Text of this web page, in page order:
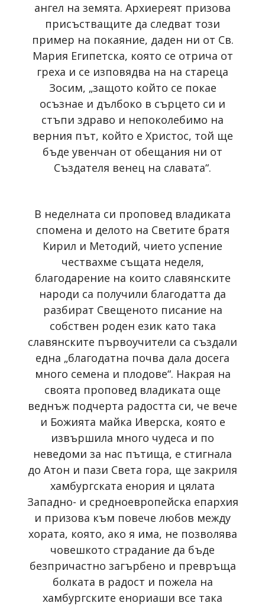
ангел на земята. Архиереят призова
присъстващите да следват този
пример на покаяние, даден ни от Св.
Мария Египетска, която се отрича от
греха и се изповядва на на стареца
Зосим, „защото който се покае
осъзнае и дълбоко в сърцето си и
стъпи здраво и непоколебимо на
верния път, който е Христос, той ще
бъде увенчан от обещания ни от
Създателя венец на славата“.
В неделната си проповед владиката
спомена и делото на Светите братя
Кирил и Методий, чието успение
чествахме същата неделя,
благодарение на които славянските
народи са получили благодатта да
разбират Свещеното писание на
собствен роден език като така
славянските първоучители са създали
една „благодатна почва дала досега
много семена и плодове“. Накрая на
своята проповед владиката още
веднъж подчерта радостта си, че вече
и Божията майка Иверска, която е
извършила много чудеса и по
неведоми за нас пътища, е стигнала
до Атон и пази Света гора, ще закриля
хамбургската енория и цялата
Западно- и средноевропейска епархия
и призова към повече любов между
хората, която, ако я има, не позволява
човешкото страдание да бъде
безпричастно загърбено и превръща
болката в радост и пожела на
хамбургските енориаши все така